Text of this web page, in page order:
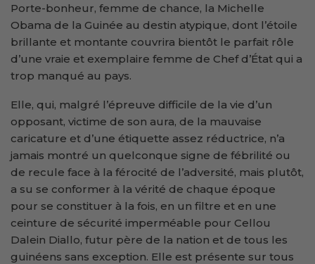
Porte-bonheur, femme de chance, la Michelle
Obama de la Guinée au destin atypique, dont l’étoile
brillante et montante couvrira bientôt le parfait rôle
d’une vraie et exemplaire femme de Chef d’État qui a
trop manqué au pays.
Elle, qui, malgré l’épreuve difficile de la vie d’un
opposant, victime de son aura, de la mauvaise
caricature et d’une étiquette assez réductrice, n’a
jamais montré un quelconque signe de fébrilité ou
de recule face à la férocité de l’adversité, mais plutôt,
a su se conformer à la vérité de chaque époque
pour se constituer à la fois, en un filtre et en une
ceinture de sécurité imperméable pour Cellou
Dalein Diallo, futur père de la nation et de tous les
guinéens sans exception. Elle est présente sur tous